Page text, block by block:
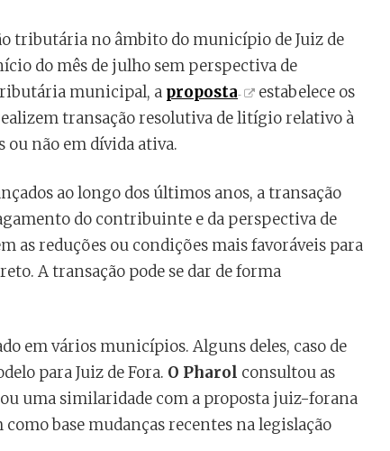
tributária no âmbito do município de Juiz de
do mês de julho sem perspectiva de
municipal, a proposta
estabelece os
transação resolutiva de litígio relativo à
não em dívida ativa.
ao longo dos últimos anos, a transação
do contribuinte e da perspectiva de
as reduções ou condições mais favoráveis para
A transação pode se dar de forma
em vários municípios. Alguns deles, caso de
para Juiz de Fora. O Pharol consultou as
uma similaridade com a proposta juiz-forana
base mudanças recentes na legislação